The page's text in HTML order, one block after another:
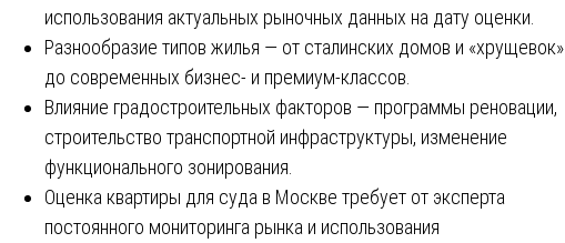
использования актуальных рыночных данных на дату оценки.
Разнообразие типов жилья — от сталинских домов и «хрущевок»
до современных бизнес- и премиум-классов.
Влияние градостроительных факторов — программы реновации,
строительство транспортной инфраструктуры, изменение
функционального зонирования.
Оценка квартиры для суда в Москве требует от эксперта
постоянного мониторинга рынка и использования